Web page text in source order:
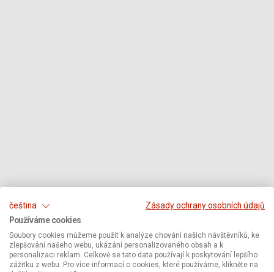
čeština
Zásady ochrany osobních údajů
Používáme cookies
Soubory cookies můžeme použít k analýze chování našich návštěvníků, ke
zlepšování našeho webu, ukázání personalizovaného obsah a k
personalizaci reklam. Celkově se tato data používají k poskytování lepšího
zážitku z webu. Pro více informací o cookies, které používáme, klikněte na